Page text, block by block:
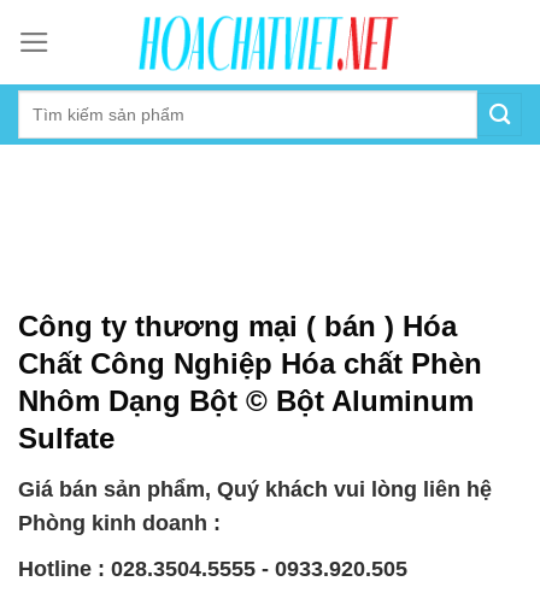
content
Công ty thương mại ( bán ) Hóa
Chất Công Nghiệp Hóa chất Phèn
Nhôm Dạng Bột © Bột Aluminum
Sulfate
Giá bán sản phẩm, Quý khách vui lòng liên hệ
Phòng kinh doanh :
Hotline : 028.3504.5555 - 0933.920.505